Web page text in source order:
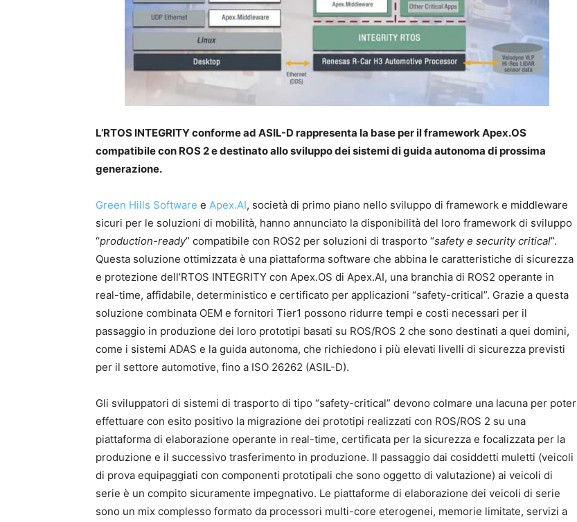
L’RTOS INTEGRITY conforme ad ASIL-D rappresenta la base per il framework Apex.OS
compatibile con ROS 2 e destinato allo sviluppo dei sistemi di guida autonoma di prossima
generazione.
Green Hills Software e Apex.AI, società di primo piano nello sviluppo di framework e middleware
sicuri per le soluzioni di mobilità, hanno annunciato la disponibilità del loro framework di sviluppo
“production-ready” compatibile con ROS2 per soluzioni di trasporto “safety e security critical”.
Questa soluzione ottimizzata è una piattaforma software che abbina le caratteristiche di sicurezza
e protezione dell’RTOS INTEGRITY con Apex.OS di Apex.AI, una branchia di ROS2 operante in
real-time, affidabile, deterministico e certificato per applicazioni “safety-critical”. Grazie a questa
soluzione combinata OEM e fornitori Tier1 possono ridurre tempi e costi necessari per il
passaggio in produzione dei loro prototipi basati su ROS/ROS 2 che sono destinati a quei domini,
come i sistemi ADAS e la guida autonoma, che richiedono i più elevati livelli di sicurezza previsti
per il settore automotive, fino a ISO 26262 (ASIL-D).
Gli sviluppatori di sistemi di trasporto di tipo “safety-critical” devono colmare una lacuna per poter
effettuare con esito positivo la migrazione dei prototipi realizzati con ROS/ROS 2 su una
piattaforma di elaborazione operante in real-time, certificata per la sicurezza e focalizzata per la
produzione e il successivo trasferimento in produzione. Il passaggio dai cosiddetti muletti (veicoli
di prova equipaggiati con componenti prototipali che sono oggetto di valutazione) ai veicoli di
serie è un compito sicuramente impegnativo. Le piattaforme di elaborazione dei veicoli di serie
sono un mix complesso formato da processori multi-core eterogenei, memorie limitate, servizi a